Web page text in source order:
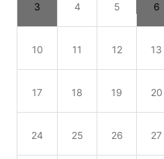
3 4 5 6
10 11 12 13
17 18 19 20
24 25 26 27